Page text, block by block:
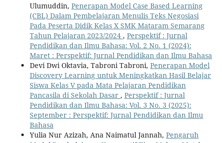
Ulumuddin, Penerapan Model Case Based Learning
(CBL) Dalam Pembelajaran Menulis Teks Negosiasi
Pada Peserta Didik Kelas X SMK Mataram Semarang
Tahun Pelajaran 2023/2024 , Perspektif : Jurnal
Pendidikan dan Ilmu Bahasa: Vol. 2 No. 1 (2024):
Maret : Perspektif: Jurnal Pendidikan dan Ilmu Bahasa
Devi Dwi Oktavia, Tabroni Tabroni, Penerapan Model
Discovery Learning untuk Meningkatkan Hasil Belajar
Siswa Kelas V pada Mata Pelajaran Pendidikan
Pancasila di Sekolah Dasar , Perspektif : Jurnal
Pendidikan dan Ilmu Bahasa: Vol. 3 No. 3 (2025):
September : Perspektif: Jurnal Pendidikan dan Ilmu
Bahasa
Yulia Nur Azizah, Ana Naimatul Jannah, Pengaruh